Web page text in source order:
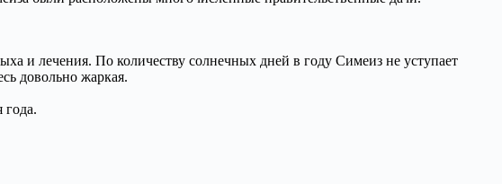
и лечения. По количеству солнечных дней в году Симеиз не уступает
довольно жаркая.